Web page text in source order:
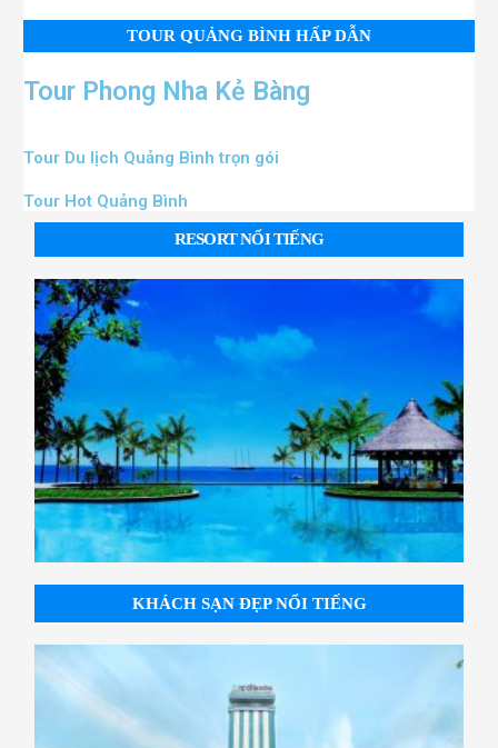
TOUR QUẢNG BÌNH HẤP DẪN
Tour Phong Nha Kẻ Bàng
Tour Du lịch Quảng Bình trọn gói
Tour Hot Quảng Bình
RESORT NỔI TIẾNG
KHÁCH SẠN ĐẸP NỔI TIẾNG